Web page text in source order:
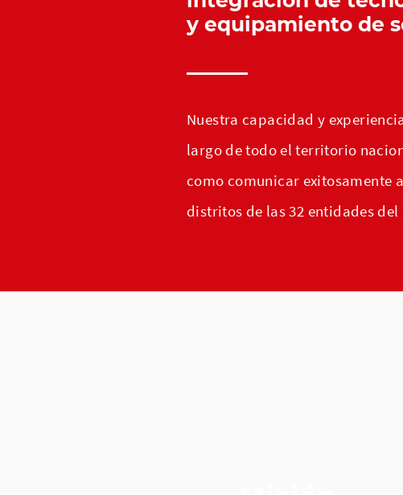
y equipamiento de
Nuestra capacidad y
largo de todo el territorio
como comunicar exitosamente
distritos de las 32 entidades